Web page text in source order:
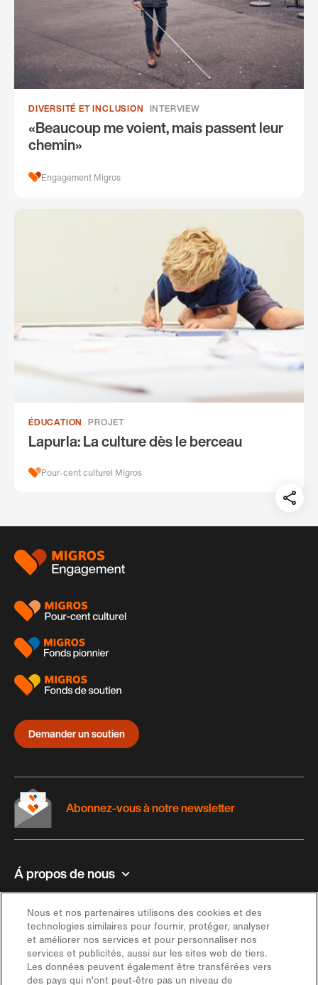
DIVERSITÉ ET INCLUSION INTERVIEW
«Beaucoup me voient, mais passent leur
chemin»
Engagement Migros
ÉDUCATION PROJET
Lapurla: La culture dès le berceau
Pour-cent culturel Migros
auf:
Pied
page
Demander un soutien
Á propos de nous
Contact et aide
Inspiration
Abonnez-vous à notre newsletter
Nous et nos partenaires utilisons des cookies et des
technologies similaires pour fournir, protéger, analyser
et améliorer nos services et pour personnaliser nos
services et publicités, aussi sur les sites web de tiers.
Les données peuvent également être transférées vers
des pays qui n'ont peut-être pas un niveau de